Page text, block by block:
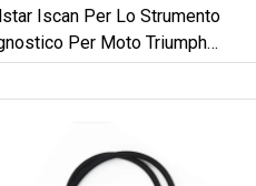
Iscan Per Lo Strumento
Per Moto Triumph
La Programmazione IMMO